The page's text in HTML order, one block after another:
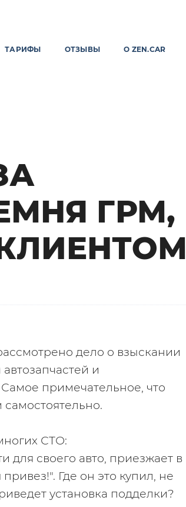
ТАРИФЫ ОТЗЫВЫ О ZEN.CAR
ГРМ,
дело о взыскании
и
примечательное, что
СТО:
для своего авто, приезжает в
Где он это купил, не
установка подделки?